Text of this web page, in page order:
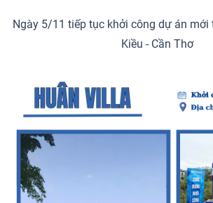
Ngày 5/11 tiếp tục khởi công dự án
Kiều - Cần Thơ